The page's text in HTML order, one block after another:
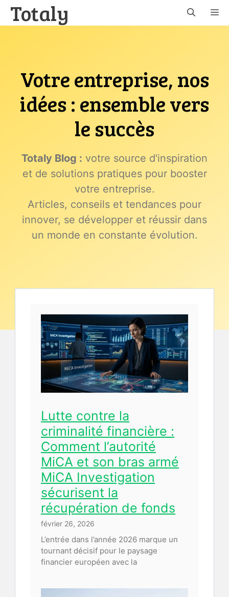
AllerTotaly
Votre entreprise, nos
idées : ensemble vers
le succès
Totaly Blog : votre source d'inspiration
et de solutions pratiques pour booster
votre entreprise.
Articles, conseils et tendances pour
innover, se développer et réussir dans
un monde en constante évolution.
Lutte contre la
criminalité financière :
Comment l’autorité
MiCA et son bras armé
MiCA Investigation
sécurisent la
récupération de fonds
février 26, 2026
L’entrée dans l’année 2026 marque un
tournant décisif pour le paysage
financier européen avec la